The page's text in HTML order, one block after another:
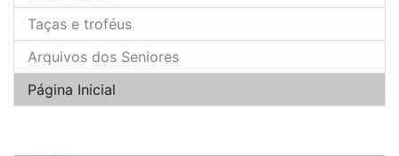
Taças e troféus
Arquivos dos Seniores
Página Inicial